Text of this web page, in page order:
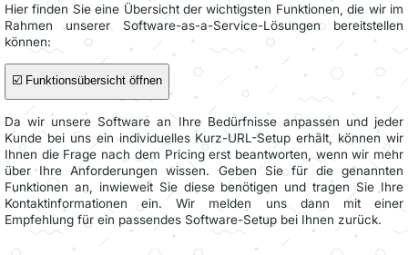
Hier finden Sie eine Übersicht der wichtigsten Funktionen, die wir im
Rahmen unserer Software-as-a-Service-Lösungen bereitstellen
können:
☑️ Funktionsübersicht öffnen
Da wir unsere Software an Ihre Bedürfnisse anpassen und jeder
Kunde bei uns ein individuelles Kurz-URL-Setup erhält, können wir
Ihnen die Frage nach dem Pricing erst beantworten, wenn wir mehr
über Ihre Anforderungen wissen. Geben Sie für die genannten
Funktionen an, inwieweit Sie diese benötigen und tragen Sie Ihre
Kontaktinformationen ein. Wir melden uns dann mit einer
Empfehlung für ein passendes Software-Setup bei Ihnen zurück.